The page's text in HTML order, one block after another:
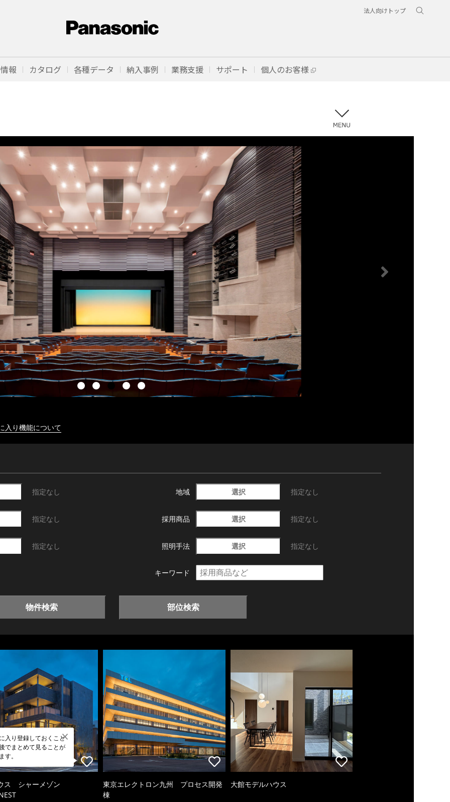
法人向けトップ
報 カタログ 各種データ 納入事例 業務支援 サポート 個人のお客様
入り機能について
指定なし 地域 選択 指定なし
指定なし 採用商品 選択 指定なし
指定なし 照明手法 選択 指定なし
キーワード
物件検索 部位検索
入り登録しておくこと
でまとめて見ることが
す。
ス シャーメゾン
東京エレクトロン九州 プロセス開発
棟
大館モデルハウス